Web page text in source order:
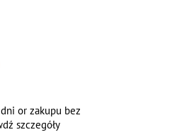
or zakupu bez
szczegóły